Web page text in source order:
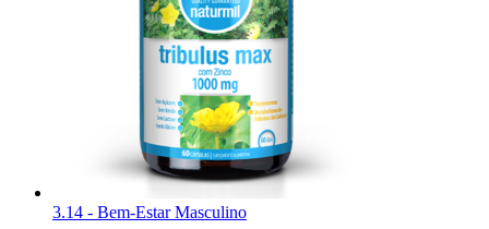
3.14 - Bem-Estar Masculino